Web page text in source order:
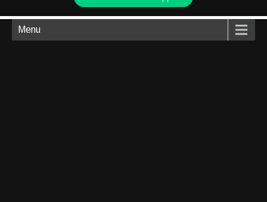
Menu